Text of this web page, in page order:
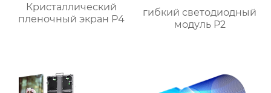
Кристаллический
пленочный экран P4
гибкий светодиодный
модуль P2